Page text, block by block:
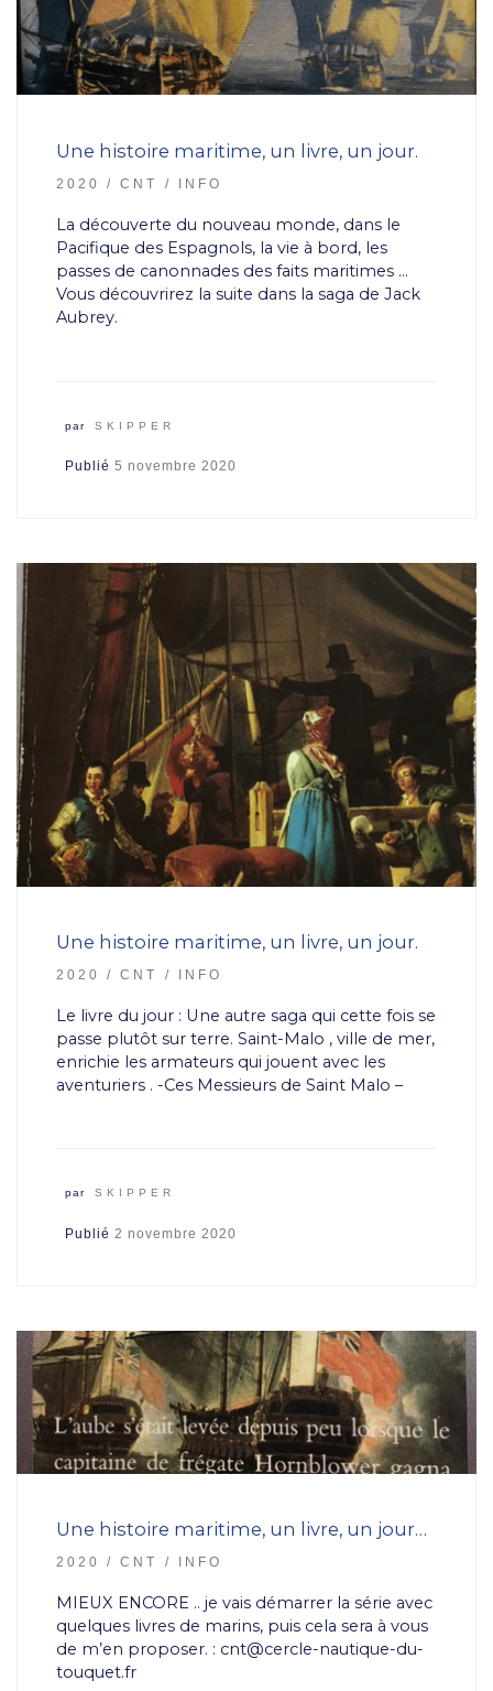
Une histoire maritime, un livre, un jour.
2020 CNT INFO
La découverte du nouveau monde, dans le
Pacifique des Espagnols, la vie à bord, les
passes de canonnades des faits maritimes …
Vous découvrirez la suite dans la saga de Jack
Aubrey.
par SKIPPER
Publié5 novembre 2020
Une histoire maritime, un livre, un jour.
2020 CNT INFO
Le livre du jour : Une autre saga qui cette fois se
passe plutôt sur terre. Saint-Malo , ville de mer,
enrichie les armateurs qui jouent avec les
aventuriers . -Ces Messieurs de Saint Malo –
par SKIPPER
Publié2 novembre 2020
Une histoire maritime, un livre, un jour…
2020 CNT INFO
MIEUX ENCORE .. je vais démarrer la série avec
quelques livres de marins, puis cela sera à vous
de m’en proposer. : cnt@cercle-nautique-du-
touquet.fr